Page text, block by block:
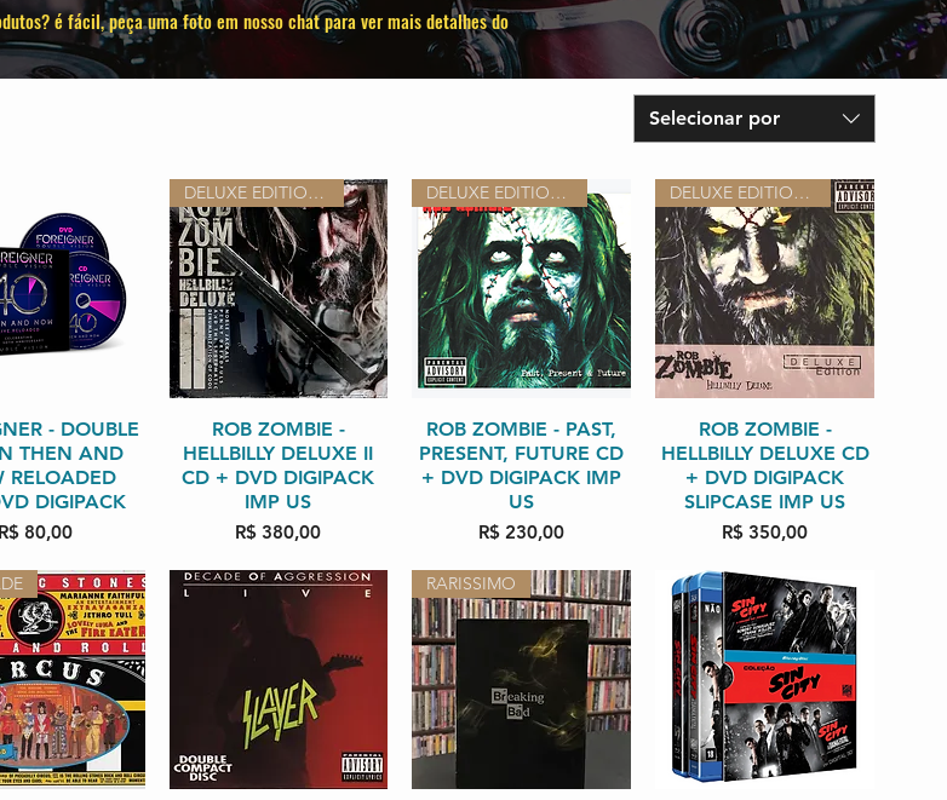
Selecionar por
rápida
- DOUBLE
THEN AND
RELOADED
DIGIPACK
Preço
R$ 80,00
Visualização rápida
DELUXE EDITION CD +DVD
ROB ZOMBIE -
HELLBILLY DELUXE II
CD + DVD DIGIPACK
IMP US
Preço
R$ 380,00
Visualização rápida
DELUXE EDITION CD +DVD
ROB ZOMBIE - PAST,
PRESENT, FUTURE CD
+ DVD DIGIPACK IMP
US
Preço
R$ 230,00
Visualização rápida
DELUXE EDITION CD +DVD
ROB ZOMBIE -
HELLBILLY DELUXE CD
+ DVD DIGIPACK
SLIPCASE IMP US
Preço
R$ 350,00
RARISSIMO
é fácil, peça uma foto em nosso chat para ver mais detalhes do